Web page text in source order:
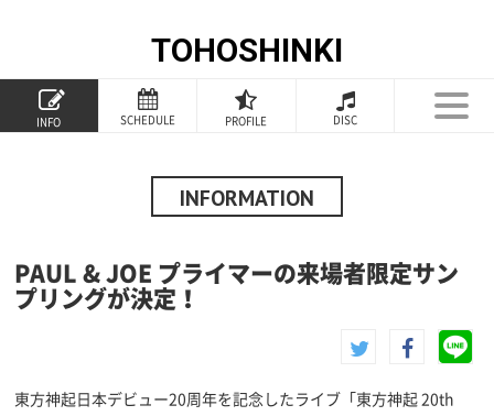
TOHOSHINKI
INFO SCHEDULE PROFILE DISC
TOP
PROFILE
INFORMATION
DISCOGRAPHY
FANCLUB
INFORMATION
PAUL & JOE プライマーの来場者限定サン
プリングが決定！
東方神起日本デビュー20周年を記念したライブ「東方神起 20th